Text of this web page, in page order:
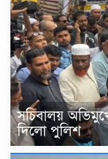
সচিবালয়
দিলো পুলিশ